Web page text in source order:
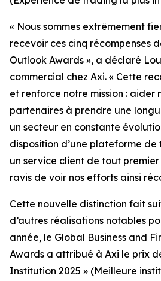
« Nous sommes extrêmement
recevoir ces cinq récompenses
Outlook Awards », a déclaré
commercial chez Axi. « Cette
et renforce notre mission : aider
partenaires à prendre une
un secteur en constante
disposition d’une plateforme
un service client de tout premier
ravis de voir nos efforts ainsi
Cette nouvelle distinction fait
d’autres réalisations notables
année, le Global Business and
Awards a attribué à Axi le prix
Institution 2025 » (Meilleure